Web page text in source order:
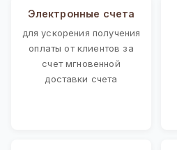
Электронные счета
для ускорения получения
оплаты от клиентов за
счет мгновенной
доставки счета